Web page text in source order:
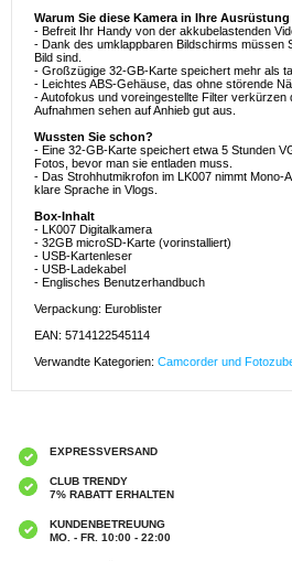
Warum Sie diese Kamera in Ihre
- Befreit Ihr Handy von der akkubelastenden
- Dank des umklappbaren Bildschirms müssen
Bild sind.
- Großzügige 32-GB-Karte speichert mehr als
- Leichtes ABS-Gehäuse, das ohne störende
- Autofokus und voreingestellte Filter verkürzen
Aufnahmen sehen auf Anhieb gut aus.
Wussten Sie schon?
- Eine 32-GB-Karte speichert etwa 5 Stunden
Fotos, bevor man sie entladen muss.
- Das Strohhutmikrofon im LK007 nimmt Mono-
klare Sprache in Vlogs.
Box-Inhalt
- LK007 Digitalkamera
- 32GB microSD-Karte (vorinstalliert)
- USB-Kartenleser
- USB-Ladekabel
- Englisches Benutzerhandbuch
Verpackung: Euroblister
EAN: 5714122545114
Verwandte Kategorien: Camcorder und
EXPRESSVERSAND
CLUB TRENDY
7% RABATT ERHALTEN
KUNDENBETREUUNG
MO. - FR. 10:00 - 22:00